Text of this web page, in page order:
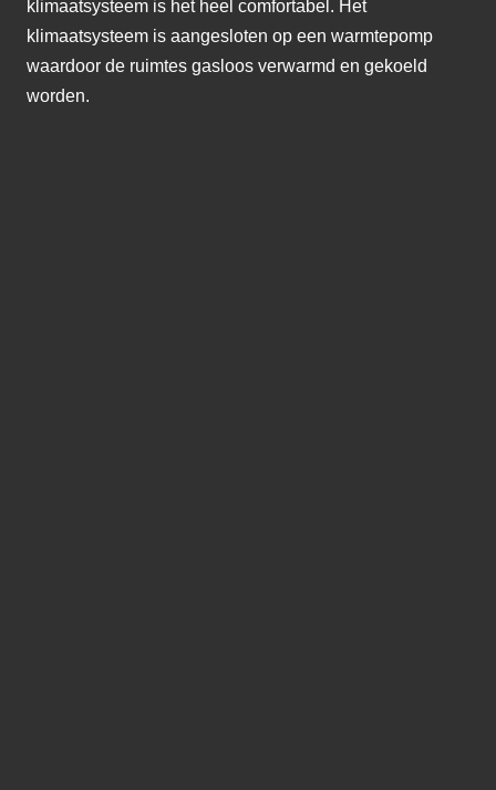
klimaatsysteem is het heel comfortabel. Het
klimaatsysteem is aangesloten op een warmtepomp
waardoor de ruimtes gasloos verwarmd en gekoeld
worden.